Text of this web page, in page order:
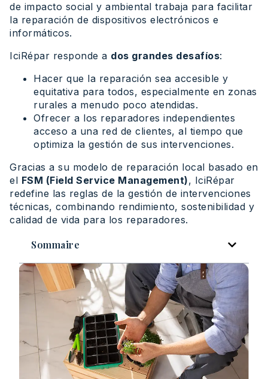
de impacto social y ambiental trabaja para facilitar
la reparación de dispositivos electrónicos e
informáticos.
IciRépar responde a dos grandes desafíos:
Hacer que la reparación sea accesible y
equitativa para todos, especialmente en zonas
rurales a menudo poco atendidas.
Ofrecer a los reparadores independientes
acceso a una red de clientes, al tiempo que
optimiza la gestión de sus intervenciones.
Gracias a su modelo de reparación local basado en
el FSM (Field Service Management), IciRépar
redefine las reglas de la gestión de intervenciones
técnicas, combinando rendimiento, sostenibilidad y
calidad de vida para los reparadores.
Sommaire